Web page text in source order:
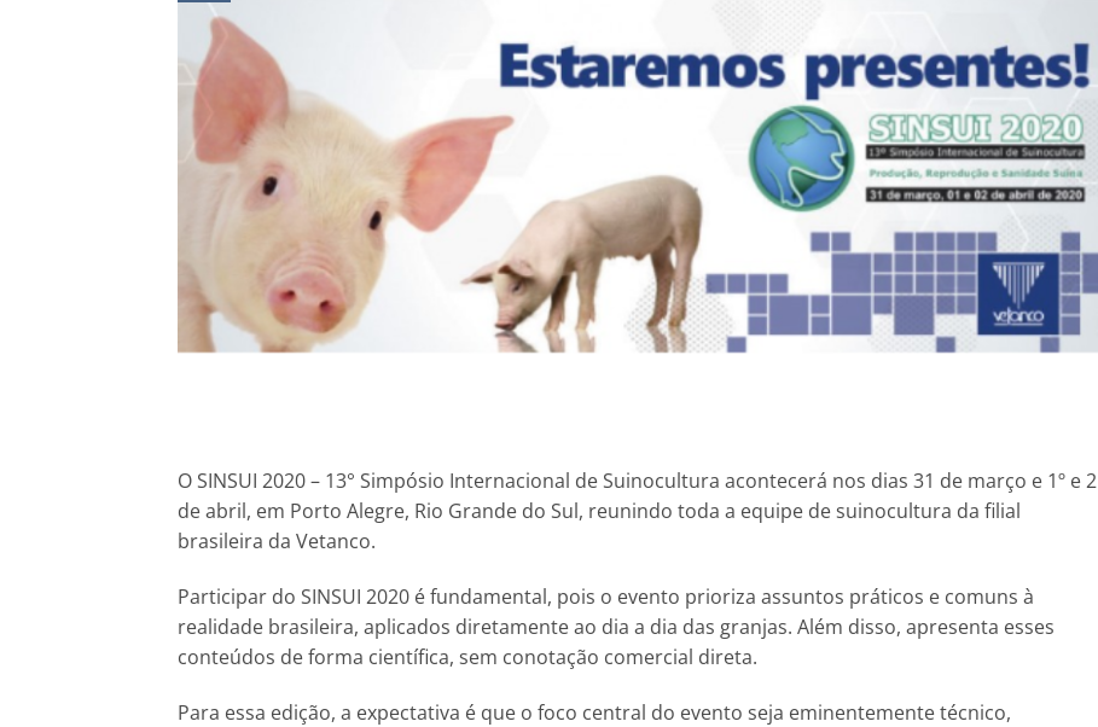
O SINSUI 2020 – 13° Simpósio Internacional de Suinocultura acontecerá nos dias 31 de março e 1º e 2
de abril, em Porto Alegre, Rio Grande do Sul, reunindo toda a equipe de suinocultura da filial
brasileira da Vetanco.
Participar do SINSUI 2020 é fundamental, pois o evento prioriza assuntos práticos e comuns à
realidade brasileira, aplicados diretamente ao dia a dia das granjas. Além disso, apresenta esses
conteúdos de forma científica, sem conotação comercial direta.
Para essa edição, a expectativa é que o foco central do evento seja eminentemente técnico,